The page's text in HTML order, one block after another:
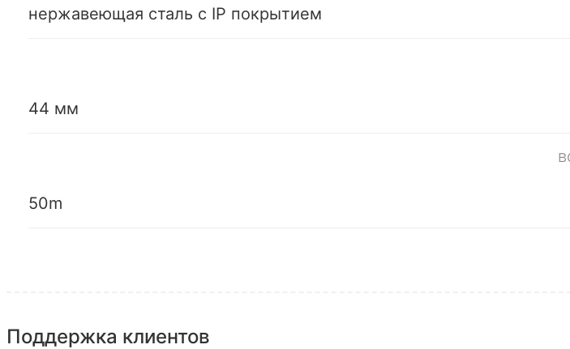
нержавеющая сталь с IP покрытием
44 мм
50m
Поддержка клиентов